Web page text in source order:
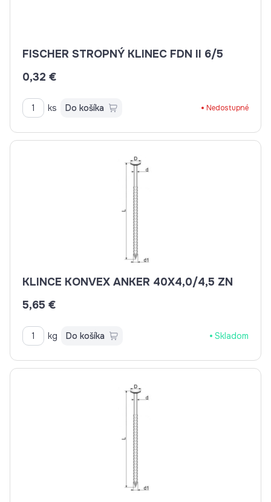
FISCHER STROPNÝ KLINEC FDN II 6/5
0,32 €
ks Do košíka Nedostupné
KLINCE KONVEX ANKER 40X4,0/4,5 ZN
5,65 €
kg Do košíka Skladom